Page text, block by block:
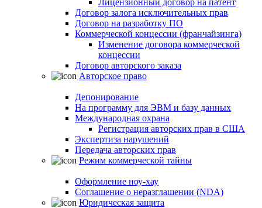
Лицензионный договор на патент
Договор залога исключительных прав
Договор на разработку ПО
Коммерческой концессии (франчайзинга)
Изменение договора коммерческой
концессии
Договор авторского заказа
Авторское право
Депонирование
На программу для ЭВМ и базу данных
Международная охрана
Регистрация авторских прав в США
Экспертиза нарушений
Передача авторских прав
Режим коммерческой тайны
Оформление ноу-хау
Соглашение о неразглашении (NDA)
Юридическая защита